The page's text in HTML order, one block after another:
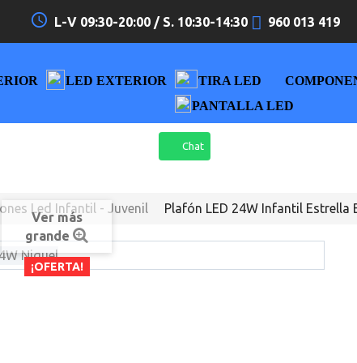
access_time L-V 09:30-20:00 / S. 10:30-14:30 960 013 419
LED EXTERIOR TIRA LED
PANTALLA LED
Chat
Led Infantil - Juvenil Plafón LED 24W Infantil Estrella
¡OFERTA!
Ver más
grande